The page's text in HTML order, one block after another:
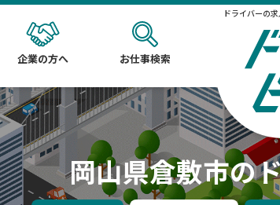
ドライバーの
企業の方へ お仕事検索
岡山県倉敷市の